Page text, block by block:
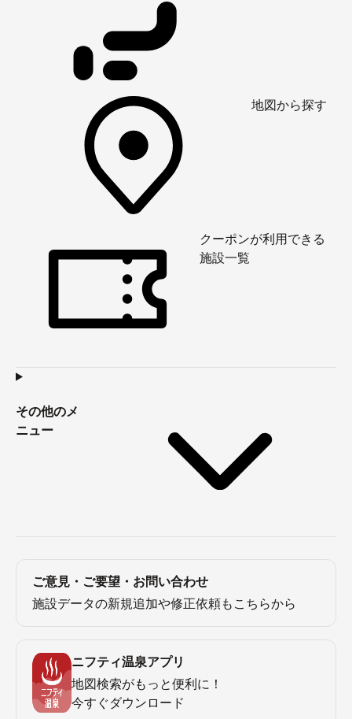
地図から探す
クーポンが利用できる
施設一覧
その他のメ
ニュー
ご意見・ご要望・お問い合わせ
施設データの新規追加や修正依頼もこちらから
ニフティ温泉アプリ
地図検索がもっと便利に！
今すぐダウンロード